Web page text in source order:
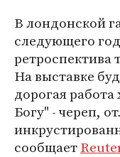
В лондонской
следующего
ретроспектива
На выставке
дорогая
Богу" - череп,
сообщает